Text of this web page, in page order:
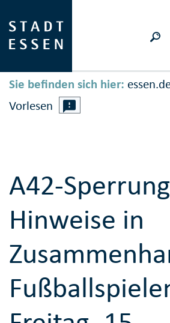
Sie befinden sich hier:
Vorlesen
A42-
Hinweise in